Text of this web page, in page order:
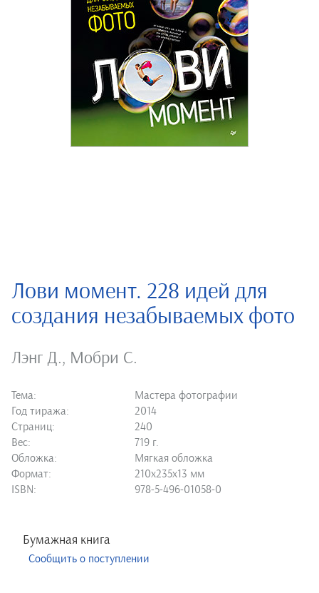
Лови момент. 228 идей для
создания незабываемых фото
Лэнг Д., Мобри С.
Тема:
Мастера фотографии
Год тиража:
2014
Страниц:
240
Вес:
719 г.
Обложка:
Мягкая обложка
Формат:
210х235х13 мм
ISBN:
978-5-496-01058-0
Бумажная книга
Сообщить о поступлении